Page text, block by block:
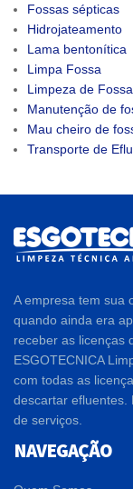
Fossas sépticas
Hidrojateamento
Lama bentonítica
Limpa Fossa
Limpeza de
Manutenção de
Mau cheiro de
Transporte de
A empresa tem sua
quando ainda era
receber as licenças
ESGOTECNICA
com todas as
descartar efluentes.
de serviços.
NAVEGAÇÃO